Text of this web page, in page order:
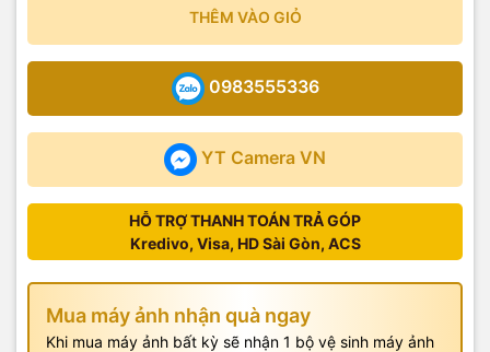
THÊM VÀO GIỎ
YT Camera VN
0983555336
HỖ TRỢ THANH TOÁN TRẢ GÓP
Kredivo, Visa, HD Sài Gòn, ACS
Mua máy ảnh nhận quà ngay
Khi mua máy ảnh bất kỳ sẽ nhận 1 bộ vệ sinh máy ảnh